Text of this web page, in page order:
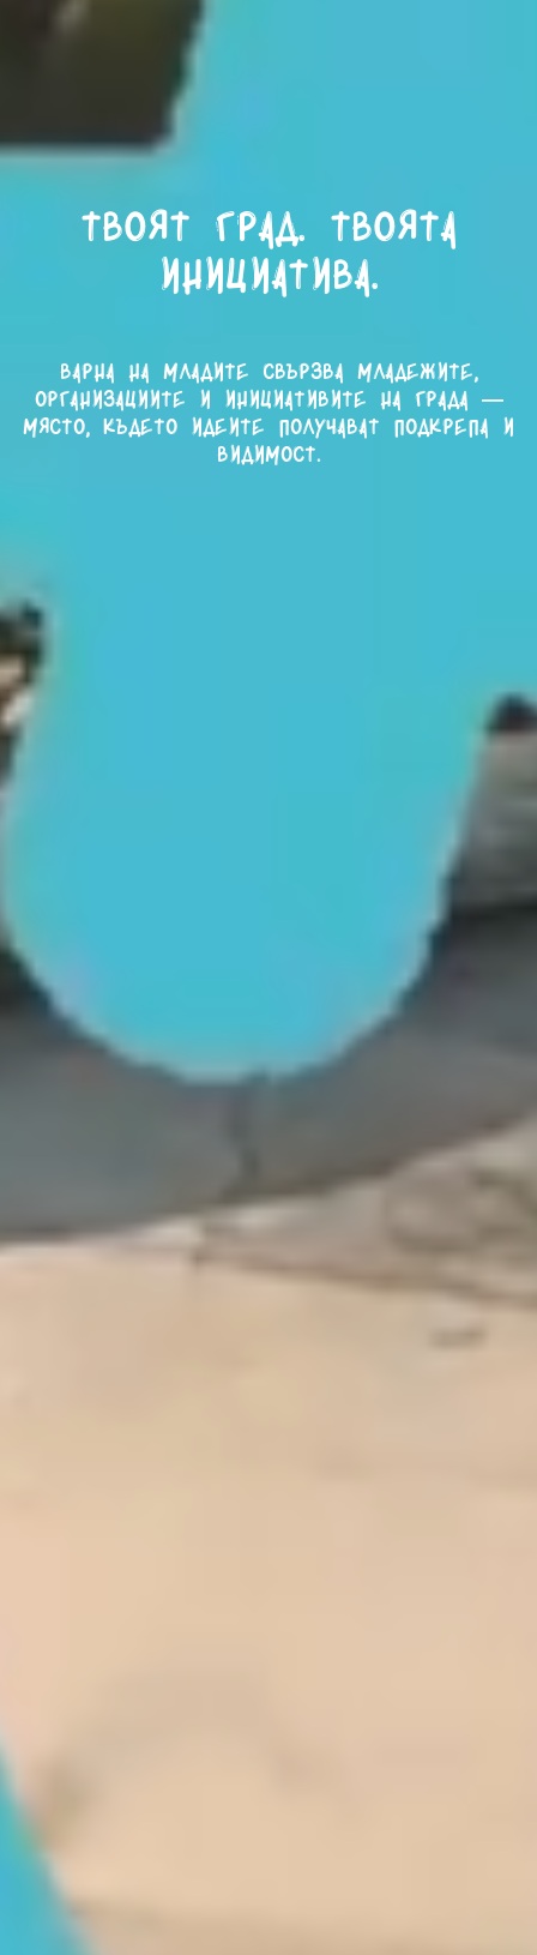
Твоят град. Твоята
инициатива.
Варна на младите свързва младежите,
организациите и инициативите на града —
място, където идеите получават подкрепа и
видимост.